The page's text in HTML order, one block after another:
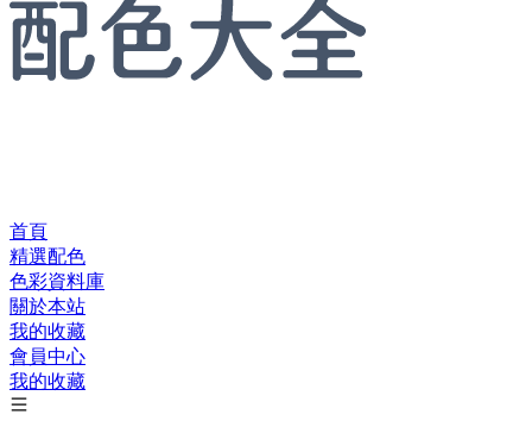
首頁
精選配色
色彩資料庫
關於本站
我的收藏
會員中心
我的收藏